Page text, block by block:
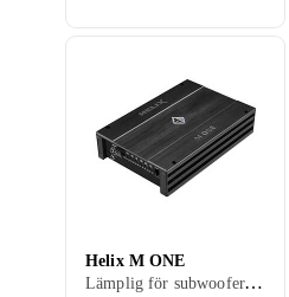
Helix M ONE
Lämplig för subwoofer, 1 st